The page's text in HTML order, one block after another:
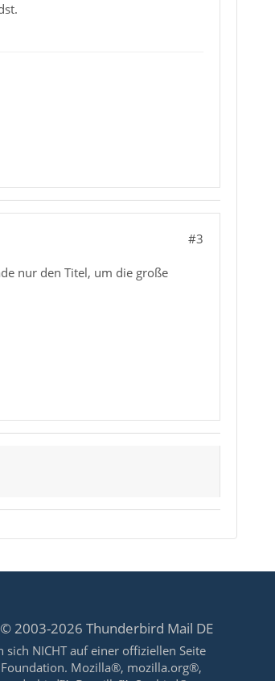
#3
nur den Titel, um die große
2003-2026 Thunderbird Mail DE
sich NICHT auf einer offiziellen Seite
Mozilla®, mozilla.org®,